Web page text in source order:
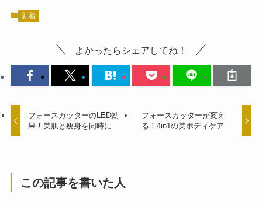
新着
よかったらシェアしてね！
フォースカッターのLED効
果！美肌と痩身を同時に
フォースカッターが変え
る！4in1の美ボディケア
この記事を書いた人